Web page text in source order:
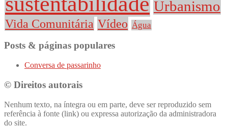
Urbanismo
Vida Comunitária Vídeo Água
Posts & páginas populares
Conversa de passarinho
© Direitos autorais
Nenhum texto, na íntegra ou em parte, deve ser reproduzido sem
referência à fonte (link) ou expressa autorização da administradora
do site.